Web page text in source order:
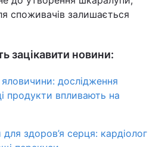
споживачів залишається
зацікавити новини:
дослідження
продукти впливають на
здоров’я серця: кардіолог